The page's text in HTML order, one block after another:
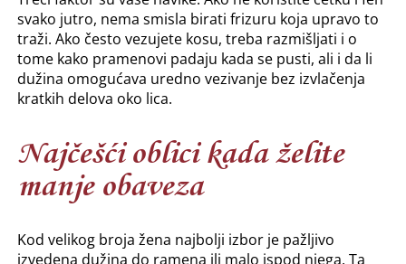
svako jutro, nema smisla birati frizuru koja upravo to
traži. Ako često vezujete kosu, treba razmišljati i o
tome kako pramenovi padaju kada se pusti, ali i da li
dužina omogućava uredno vezivanje bez izvlačenja
kratkih delova oko lica.
Najčešći oblici kada želite
manje obaveza
Kod velikog broja žena najbolji izbor je pažljivo
izvedena dužina do ramena ili malo ispod njega. Ta